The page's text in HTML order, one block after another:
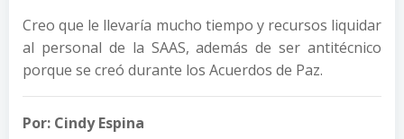
Creo que le llevaría mucho tiempo y recursos liquidar
al personal de la SAAS, además de ser antitécnico
porque se creó durante los Acuerdos de Paz.
Por: Cindy Espina